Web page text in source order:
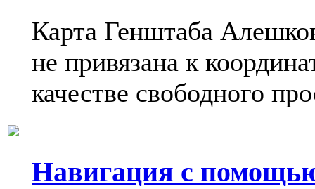
Карта Генштаба
не привязана к
качестве свободного
Навигация с